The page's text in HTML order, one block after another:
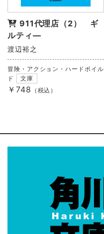
911代理店（2） ギ
ルティ―
渡辺裕之
冒険・アクション・ハードボイル
ド
文庫
￥748 （税込）